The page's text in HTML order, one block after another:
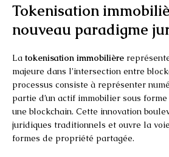
Tokenisation
nouveau paradigme
La tokenisation immobilière
majeure dans l’intersection entre
processus consiste à représenter
partie d’un actif immobilier sous
une blockchain. Cette innovation
juridiques traditionnels et ouvre la
formes de propriété partagée.